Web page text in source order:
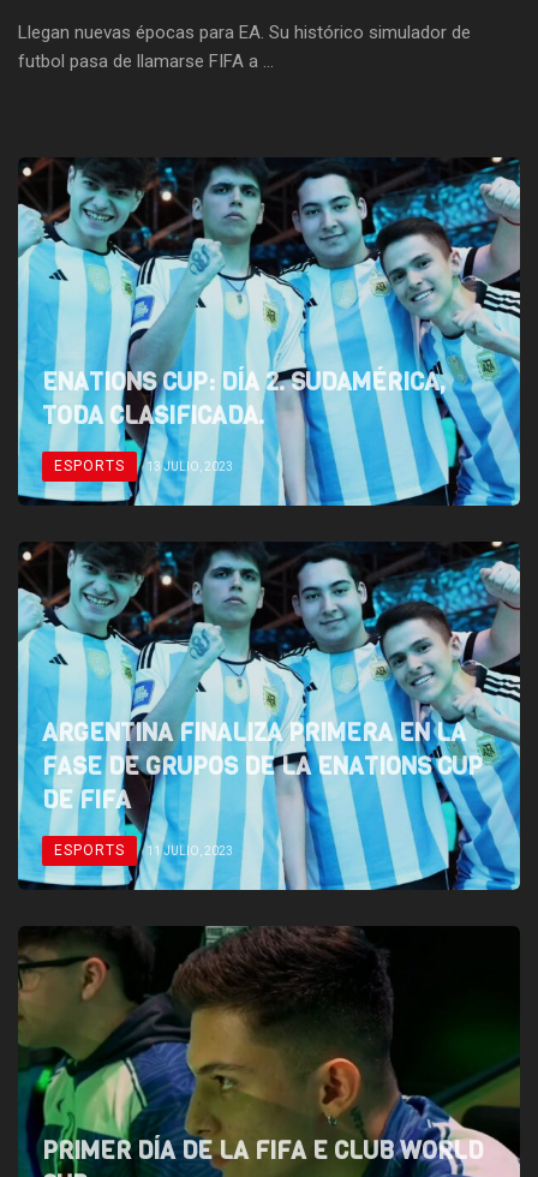
Llegan nuevas épocas para EA. Su histórico simulador de
futbol pasa de llamarse FIFA a ...
ESPORTS 13 JULIO, 2023
ENATIONS CUP: DÍA 2. SUDAMÉRICA,
TODA CLASIFICADA.
ESPORTS 11 JULIO, 2023
ARGENTINA FINALIZA PRIMERA EN LA
FASE DE GRUPOS DE LA ENATIONS CUP
DE FIFA
PRIMER DÍA DE LA FIFA E CLUB WORLD